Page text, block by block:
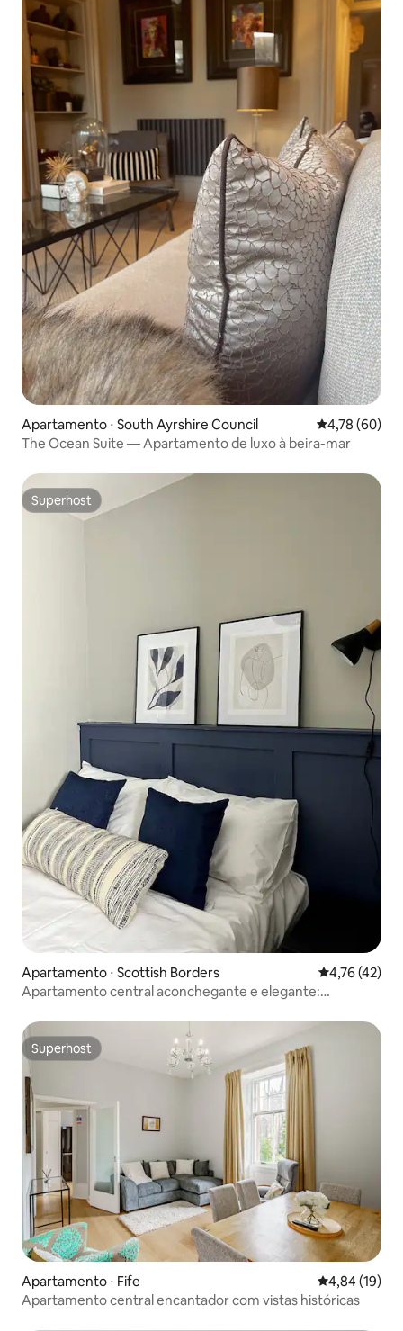
Apartamento ⋅ South Ayrshire Council 4,78 de uma
4,78 (60)
The Ocean Suite — Apartamento de luxo à beira-mar
Superhost
Superhost
Apartamento ⋅ Scottish Borders 4,76 de uma
4,76 (42)
Apartamento central aconchegante e elegante:
Superhost
Superhost
Apartamento ⋅ Fife 4,84 de uma
4,84 (19)
Apartamento central encantador com vistas históricas